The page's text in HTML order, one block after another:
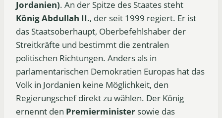
Jordanien). An der Spitze des Staates steht
König Abdullah II., der seit 1999 regiert. Er ist
das Staatsoberhaupt, Oberbefehlshaber der
Streitkräfte und bestimmt die zentralen
politischen Richtungen. Anders als in
parlamentarischen Demokratien Europas hat das
Volk in Jordanien keine Möglichkeit, den
Regierungschef direkt zu wählen. Der König
ernennt den Premierminister sowie das